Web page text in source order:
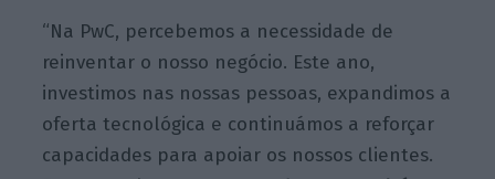
“Na PwC, percebemos a necessidade de
reinventar o nosso negócio. Este ano,
investimos nas nossas pessoas, expandimos a
oferta tecnológica e continuámos a reforçar
capacidades para apoiar os nossos clientes.